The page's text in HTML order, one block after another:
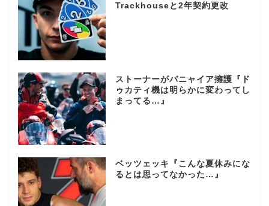
Trackhouseと2年契約更改
ストーナーがバニャイア擁護『ド
ゥカティ機は明らかに変わってし
まってる…』
ベッツェッキ『こんな夏休みにな
るとは思ってなかった…』